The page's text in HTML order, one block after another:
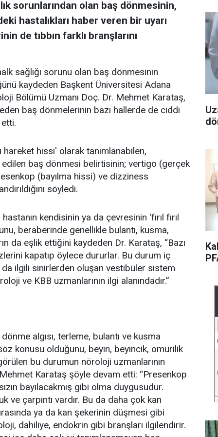
sorunlarından olan baş dönmesinin,
hastalıkları haber veren bir uyarı
de tıbbın farklı branşlarını
sağlığı sorunu olan baş dönmesinin
kaydeden Başkent Üniversitesi Adana
Bölümü Uzmanı Doç. Dr. Mehmet Karataş,
baş dönmelerinin bazı hallerde de ciddi
hissi' olarak tanımlanabilen,
edilen baş dönmesi belirtisinin; vertigo (gerçek
(bayılma hissi) ve dizziness
söyledi.
kendisinin ya da çevresinin 'fırıl fırıl
beraberinde genellikle bulantı, kusma,
da eşlik ettiğini kaydeden Dr. Karataş, “Bazı
kapatıp öylece dururlar. Bu durum iç
ilgili sinirlerden oluşan vestibüler sistem
ve KBB uzmanlarının ilgi alanındadır.”
algısı, terleme, bulantı ve kusma
konusu olduğunu, beyin, beyincik, omurilik
bu durumun nöroloji uzmanlarının
Karataş şöyle devam etti: “Presenkop
bayılacakmış gibi olma duygusudur.
ve çarpıntı vardır. Bu da daha çok kan
ya da kan şekerinin düşmesi gibi
dahiliye, endokrin gibi branşları ilgilendirir.